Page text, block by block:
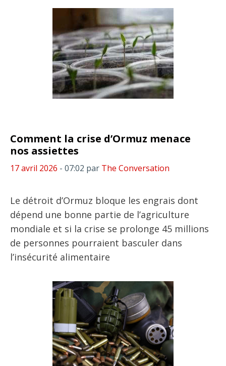
Comment la crise d’Ormuz menace
nos assiettes
17 avril 2026 - 07:02 par The Conversation
Le détroit d’Ormuz bloque les engrais dont
dépend une bonne partie de l’agriculture
mondiale et si la crise se prolonge 45 millions
de personnes pourraient basculer dans
l’insécurité alimentaire